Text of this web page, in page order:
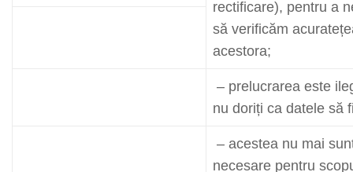
rectificare), pentru a
să verificăm
acestora;
– prelucrarea este
nu doriți ca datele să
– acestea nu mai
necesare pentru